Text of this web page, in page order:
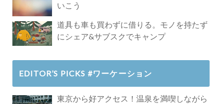
いこう
道具も車も買わずに借りる。モノを持たず
にシェア&サブスクでキャンプ
EDITOR’S PICKS #ワーケーション
東京から好アクセス！温泉を満喫しながら